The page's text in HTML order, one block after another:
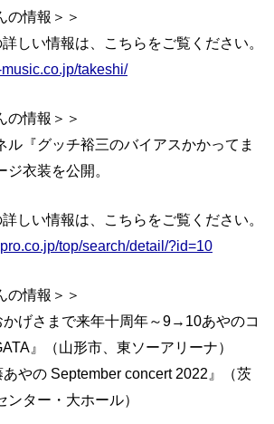
の情報＞＞
しい情報は、こちらをご覧ください。
takeshi/
の情報＞＞
ル『グッチ裕三のバイアスかかってま
衣装を公開。
しい情報は、こちらをご覧ください。
top/search/detail/?id=10
の情報＞＞
かげさまで来年十周年～9→10あやのコ
』（山形市、東ソーアリーナ）
あやの September concert 2022』（茨
ター・大ホール）